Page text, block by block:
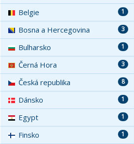
1
Belgie
3
Bosna a Hercegovina
1
Bulharsko
3
Černá Hora
8
Česká republika
1
Dánsko
1
Egypt
1
Finsko